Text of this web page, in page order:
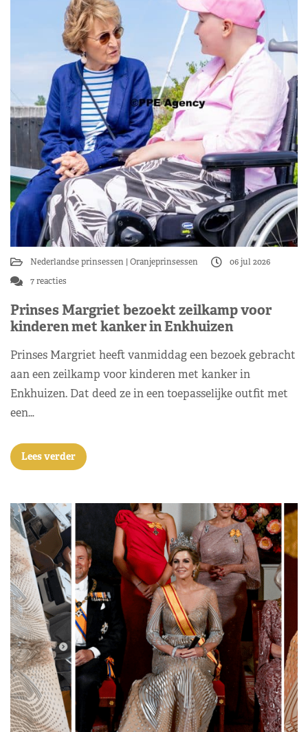
Nederlandse prinsessen Oranjeprinsessen
06 jul 2026
7 reacties
Prinses Margriet bezoekt zeilkamp voor
kinderen met kanker in Enkhuizen
Prinses Margriet heeft vanmiddag een bezoek gebracht
aan een zeilkamp voor kinderen met kanker in
Enkhuizen. Dat deed ze in een toepasselijke outfit met
een…
Lees verder